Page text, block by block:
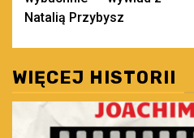
Natalią Przybysz
WIĘCEJ HISTORII